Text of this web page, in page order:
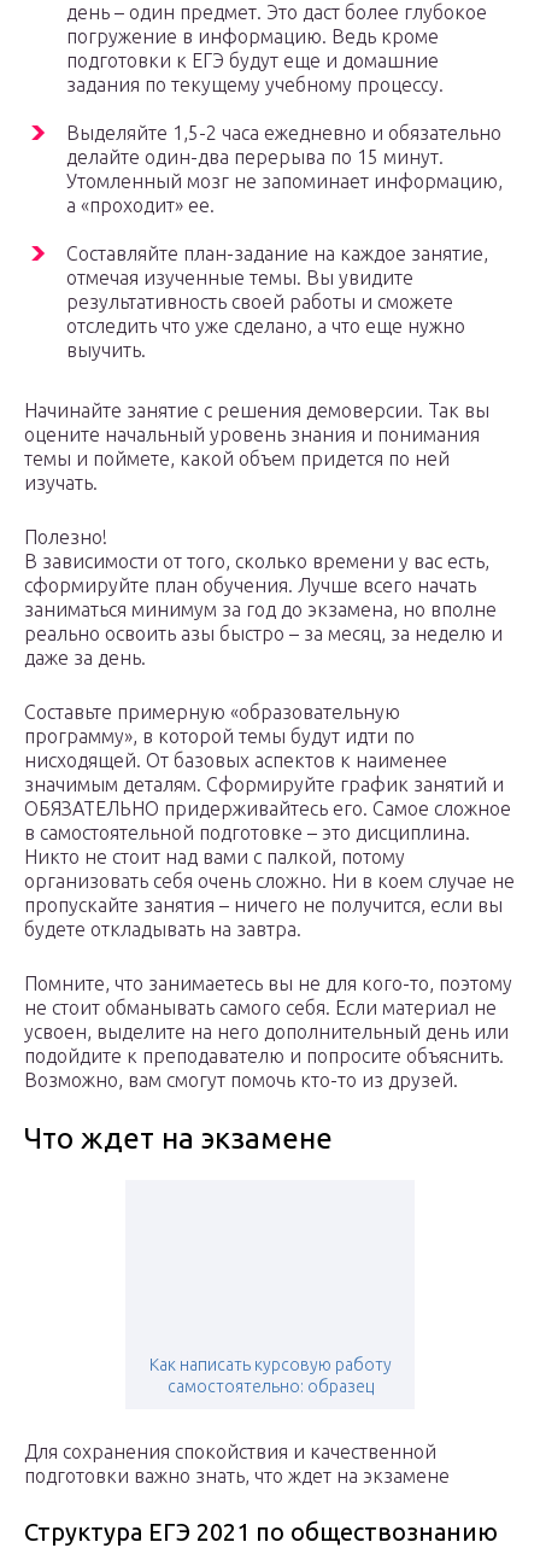
день – один предмет. Это даст более глубокое
погружение в информацию. Ведь кроме
подготовки к ЕГЭ будут еще и домашние
задания по текущему учебному процессу.
Выделяйте 1,5-2 часа ежедневно и обязательно
делайте один-два перерыва по 15 минут.
Утомленный мозг не запоминает информацию,
а «проходит» ее.
Составляйте план-задание на каждое занятие,
отмечая изученные темы. Вы увидите
результативность своей работы и сможете
отследить что уже сделано, а что еще нужно
выучить.
Начинайте занятие с решения демоверсии. Так вы
оцените начальный уровень знания и понимания
темы и поймете, какой объем придется по ней
изучать.
Полезно!
В зависимости от того, сколько времени у вас есть,
сформируйте план обучения. Лучше всего начать
заниматься минимум за год до экзамена, но вполне
реально освоить азы быстро – за месяц, за неделю и
даже за день.
Составьте примерную «образовательную
программу», в которой темы будут идти по
нисходящей. От базовых аспектов к наименее
значимым деталям. Сформируйте график занятий и
ОБЯЗАТЕЛЬНО придерживайтесь его. Самое сложное
в самостоятельной подготовке – это дисциплина.
Никто не стоит над вами с палкой, потому
организовать себя очень сложно. Ни в коем случае не
пропускайте занятия – ничего не получится, если вы
будете откладывать на завтра.
Помните, что занимаетесь вы не для кого-то, поэтому
не стоит обманывать самого себя. Если материал не
усвоен, выделите на него дополнительный день или
подойдите к преподавателю и попросите объяснить.
Возможно, вам смогут помочь кто-то из друзей.
Что ждет на экзамене
Как написать курсовую работу
самостоятельно: образец
Для сохранения спокойствия и качественной
подготовки важно знать, что ждет на экзамене
Структура ЕГЭ 2021 по обществознанию